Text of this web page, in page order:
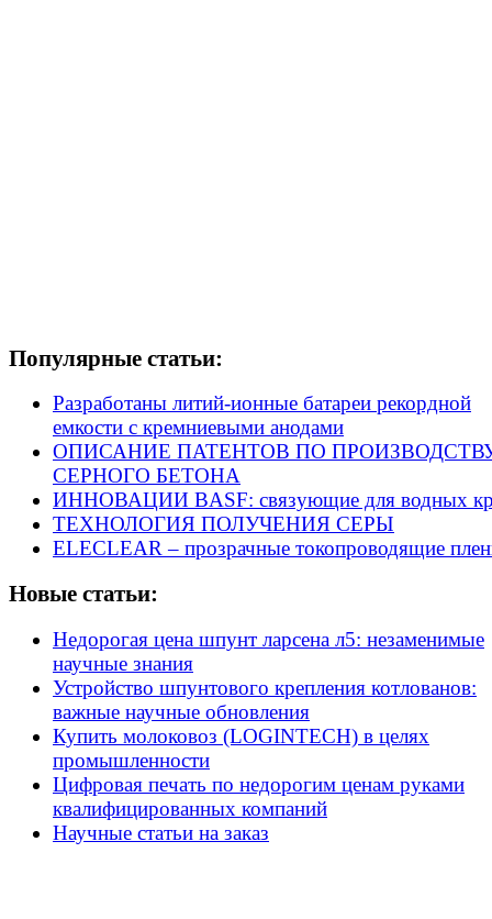
Популярные статьи:
Разработаны литий-ионные батареи рекордной
емкости с кремниевыми анодами
ОПИСАНИЕ ПАТЕНТОВ ПО
СЕРНОГО БЕТОНА
ИННОВАЦИИ BASF: связующие для водных
ТЕХНОЛОГИЯ ПОЛУЧЕНИЯ СЕРЫ
ELECLEAR – прозрачные токопроводящие
Новые статьи:
Недорогая цена шпунт ларсена л5: незаменимые
научные знания
Устройство шпунтового крепления котлованов:
важные научные обновления
Купить молоковоз (LOGINTECH) в целях
промышленности
Цифровая печать по недорогим ценам руками
квалифицированных компаний
Научные статьи на заказ